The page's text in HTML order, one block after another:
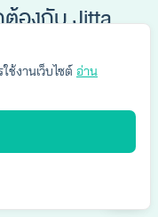
องกับ Jitta
อย่างยั่งยืน
งานเว็บไซต์ อ่าน